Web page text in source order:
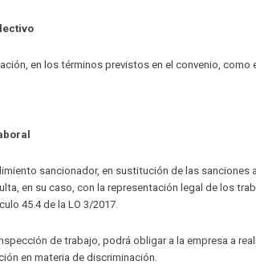
en los términos previstos en el convenio, como
sancionador, en sustitución de las sanciones
en su caso, con la representación legal de los
45.4 de la LO 3/2017.
de trabajo, podrá obligar a la empresa a
en materia de discriminación.